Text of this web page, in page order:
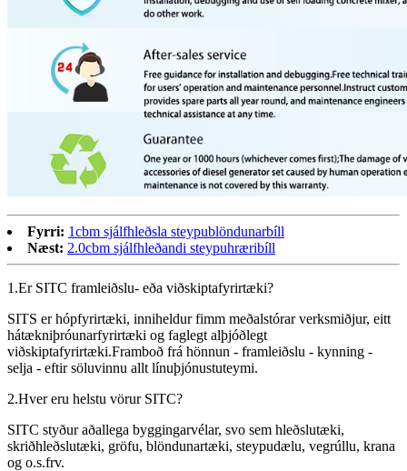
Fyrri: 1cbm sjálfhleðsla steypublöndunarbíll
Næst: 2.0cbm sjálfhleðandi steypuhræribíll
1.Er SITC framleiðslu- eða viðskiptafyrirtæki?
SITS er hópfyrirtæki, inniheldur fimm meðalstórar verksmiðjur, eitt
hátækniþróunarfyrirtæki og faglegt alþjóðlegt
viðskiptafyrirtæki.Framboð frá hönnun - framleiðslu - kynning -
selja - eftir söluvinnu allt línuþjónustuteymi.
2.Hver eru helstu vörur SITC?
SITC styður aðallega byggingarvélar, svo sem hleðslutæki,
skriðhleðslutæki, gröfu, blöndunartæki, steypudælu, vegrúllu, krana
og o.s.frv.